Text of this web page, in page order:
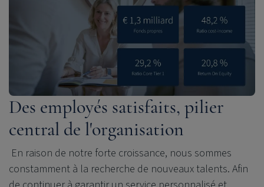
Des employés satisfaits, pilier
central de l'organisation
En raison de notre forte croissance, nous sommes
constamment à la recherche de nouveaux talents. Afin